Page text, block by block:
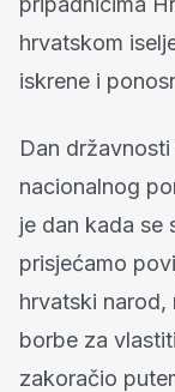
hrvatskom
iskrene i
Dan
nacionalnog
je dan kada se
prisjećamo
hrvatski narod,
borbe za
zakoračio